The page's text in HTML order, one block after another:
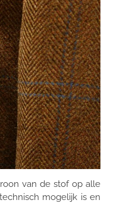
van de stof op alle
mogelijk is en